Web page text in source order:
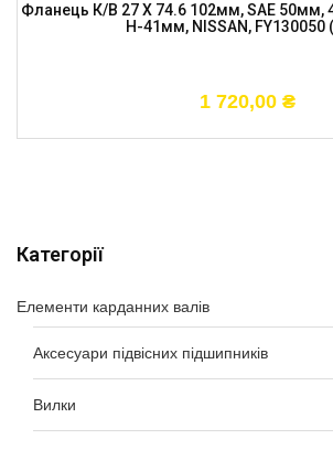
Категорії
Елементи карданних валів
Аксесуари підвісних підшипників
Вилки
Фланець К/в 27 X 74.6 102мм, SAE 50мм,
H-41мм, NISSAN, FY130050
1 720,00 ₴